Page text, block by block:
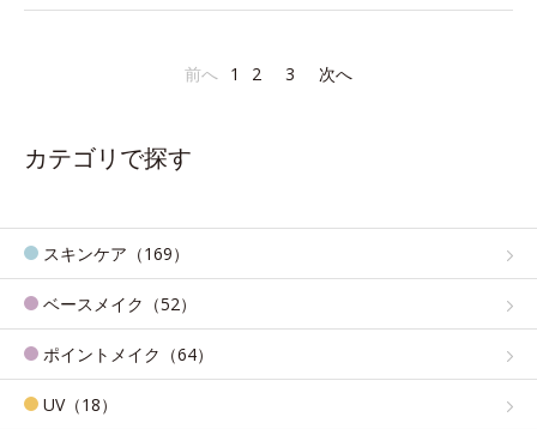
前へ 1 2 3 次へ
カテゴリで探す
スキンケア（169）
ベースメイク（52）
ポイントメイク（64）
UV（18）